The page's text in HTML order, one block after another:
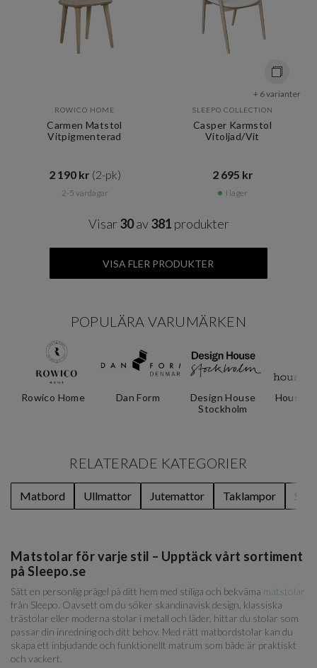
ROWICO HOME
Carmen Matstol
Vitpigmenterad
2 190 kr​​ (2-pk)
2-5 vardagar
+ 6 varianter
SLEEPO COLLECTION
Casper Karmstol
Vitoljad/Vit
2 695 kr​​
I lager
Visar 30av381 produkter
VISA FLER PRODUKTER
POPULÄRA VARUMÄRKEN
Rowico Home Dan Form
Design House
Stockholm
House
RELATERADE KATEGORIER
Matbord Ullmattor Jutemattor Taklampor
Matstolar för varje stil – Upptäck vårt sortiment
på Sleepo.se
Sätt en personlig prägel på ditt hem med stiliga och bekväma matstolar
från Sleepo. Oavsett om du söker skandinavisk design, klassiska
trästolar eller moderna stolar i metall och läder, hittar du stolar som
passar din inredning och ditt behov. Med rätt matbordstolar kan du
skapa ett inbjudande och funktionellt matrum som både är praktiskt
och vackert.